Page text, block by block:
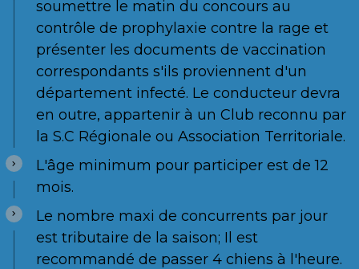
soumettre le matin du concours au
contrôle de prophylaxie contre la rage et
présenter les documents de vaccination
correspondants s'ils proviennent d'un
département infecté. Le conducteur devra
en outre, appartenir à un Club reconnu par
la S.C Régionale ou Association Territoriale.
L'âge minimum pour participer est de 12
mois.
Le nombre maxi de concurrents par jour
est tributaire de la saison; Il est
recommandé de passer 4 chiens à l'heure.